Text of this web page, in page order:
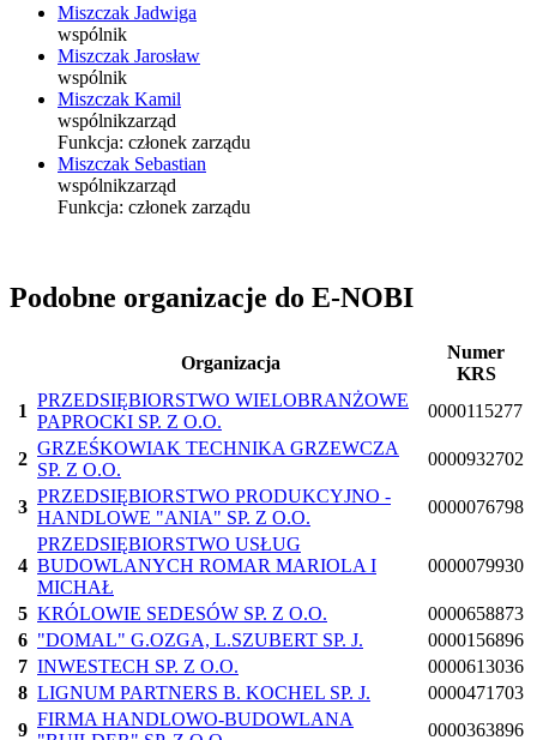
Miszczak Jadwiga
wspólnik
Miszczak Jarosław
wspólnik
Miszczak Kamil
wspólnikzarząd
Funkcja: członek zarządu
Miszczak Sebastian
wspólnikzarząd
Funkcja: członek zarządu
Podobne organizacje do E-NOBI
Organizacja
Numer
KRS
1
PRZEDSIĘBIORSTWO WIELOBRANŻOWE
PAPROCKI SP. Z O.O.
0000115277
2
GRZEŚKOWIAK TECHNIKA GRZEWCZA
SP. Z O.O.
0000932702
3
PRZEDSIĘBIORSTWO PRODUKCYJNO -
HANDLOWE "ANIA" SP. Z O.O.
0000076798
4
PRZEDSIĘBIORSTWO USŁUG
BUDOWLANYCH ROMAR MARIOLA I
MICHAŁ
0000079930
5 KRÓLOWIE SEDESÓW SP. Z O.O.
0000658873
6 "DOMAL" G.OZGA, L.SZUBERT SP. J.
0000156896
7 INWESTECH SP. Z O.O.
0000613036
8 LIGNUM PARTNERS B. KOCHEL SP. J.
0000471703
9
FIRMA HANDLOWO-BUDOWLANA
0000363896